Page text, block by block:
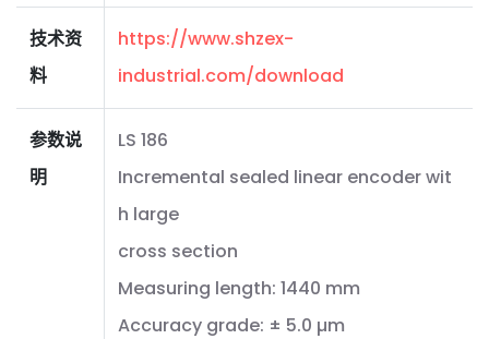
技术资
料
https://www.shzex-
industrial.com/download
参数说
明
LS 186
Incremental sealed linear encoder wit
h large
cross section
Measuring length: 1440 mm
Accuracy grade: ± 5.0 µm